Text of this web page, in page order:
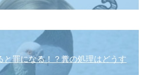
と罪になる！？糞の処理はどうす